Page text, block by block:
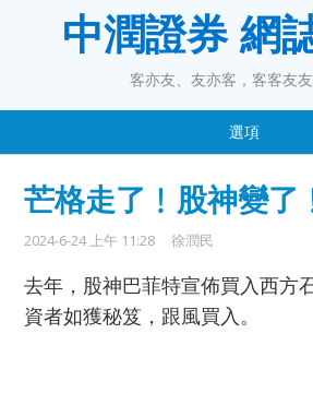
中潤證券 網
客亦友、友亦客，客客友
選項
芒格走了﹗股神變了
2024-6-24 上午 11:28 徐潤民
去年，股神巴菲特宣佈買入西方
資者如獲秘笈，跟風買入。